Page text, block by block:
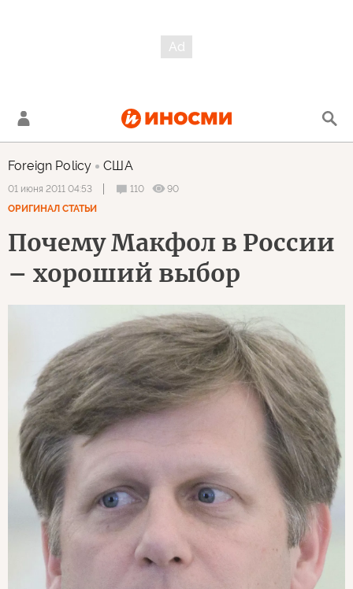
Foreign Policy США
01 июня 2011 04:53 110
90
ОРИГИНАЛ СТАТЬИ
Почему Макфол в России
– хороший выбор